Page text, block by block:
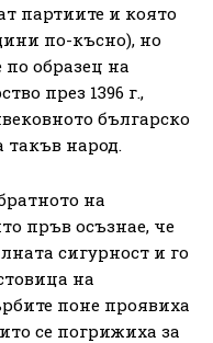
партиите и която
по-късно), но
по образец на
през 1396 г.,
българско
такъв народ.
на
пръв осъзнае, че
сигурност и го
на
поне проявиха
се погрижиха за